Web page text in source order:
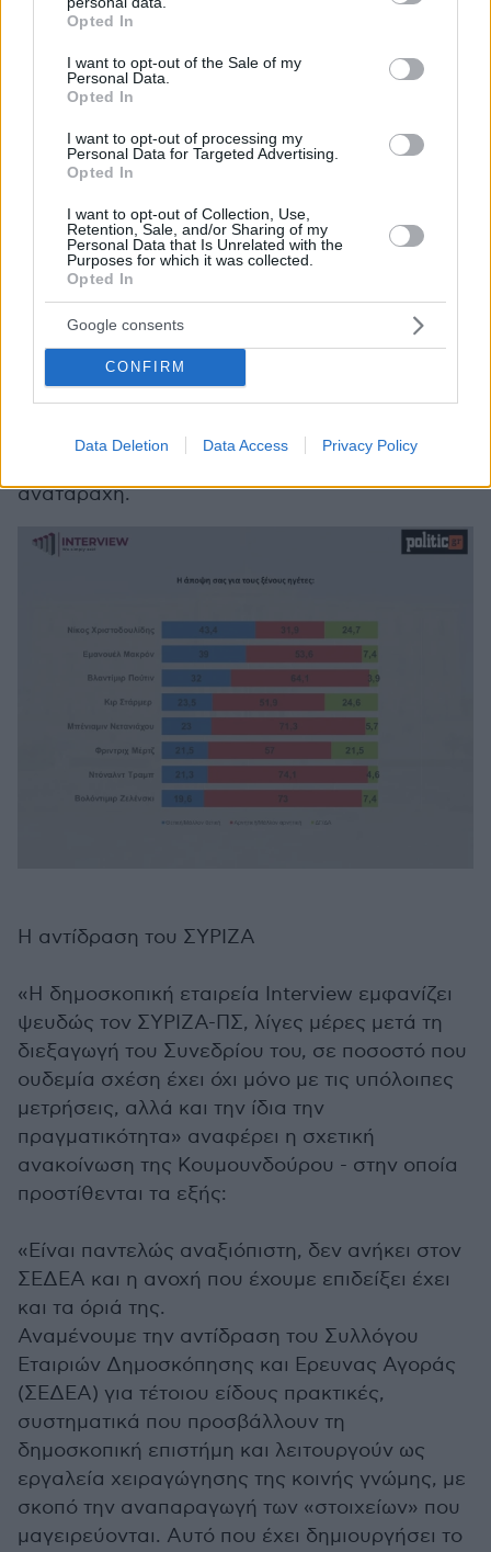
grant or deny consent to Google and its third-party tags to
use your data for below specified purposes in below Google
consent section.
Opted In
I want to opt-out of the Sale of my
Personal Data.
Opted In
I want to opt-out of processing my
Personal Data for Targeted Advertising.
Opted In
I want to opt-out of Collection, Use,
Retention, Sale, and/or Sharing of my
Personal Data that Is Unrelated with the
Purposes for which it was collected.
Opted In
Google consents
CONFIRM
Data Deletion Data Access Privacy Policy
απόψεων (43,4%) όσον αφορά τους ξένους
Εμανουέλ Μακρόν (39%) και ο Ρώσος πρόεδρος
Βλαντίμιρ Πούτιν (32%).
Στον αντίποδα, οι πιο αρνητικά αξιολογημένοι
ηγέτες είναι ο Ντόναλντ Τραμπ (74,1% αρνητικές
γνώμες), ο Βολοντίμιρ Ζελένσκι (73%) και ο
Μπενιαμίν Νετανιάχου (71,3%).
Η εικόνα που προκύπτει δείχνει ότι οι Έλληνες
εμφανίζονται πιο θετικοί απέναντι σε ηγέτες
που συνδέονται με τον άξονα Ελλάδας-Κύπρου
και την ευρωπαϊκή σταθερότητα, ενώ
διατηρούν επιφυλάξεις ή έντονη κριτική
απέναντι σε προσωπικότητες που σχετίζονται
αναταραχή.
Η αντίδραση του ΣΥΡΙΖΑ
«Η δημοσκοπική εταιρεία Interview εμφανίζει
ψευδώς τον ΣΥΡΙΖΑ-ΠΣ, λίγες μέρες μετά τη
διεξαγωγή του Συνεδρίου του, σε ποσοστό που
ουδεμία σχέση έχει όχι μόνο με τις υπόλοιπες
μετρήσεις, αλλά και την ίδια την
πραγματικότητα» αναφέρει η σχετική
ανακοίνωση της Κουμουνδούρου - στην οποία
προστίθενται τα εξής:
«Είναι παντελώς αναξιόπιστη, δεν ανήκει στον
ΣΕΔΕΑ και η ανοχή που έχουμε επιδείξει έχει
και τα όριά της.
Αναμένουμε την αντίδραση του Συλλόγου
Εταιριών Δημοσκόπησης και Ερευνας Αγοράς
(ΣΕΔΕΑ) για τέτοιου είδους πρακτικές,
συστηματικά που προσβάλλουν τη
δημοσκοπική επιστήμη και λειτουργούν ως
εργαλεία χειραγώγησης της κοινής γνώμης, με
σκοπό την αναπαραγωγή των «στοιχείων» που
μαγειρεύονται. Αυτό που έχει δημιουργήσει το